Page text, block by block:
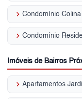
keyboard_arrow_right Condomínio
keyboard_arrow_right
Imóveis de Bairros
keyboard_arrow_right Apartamentos